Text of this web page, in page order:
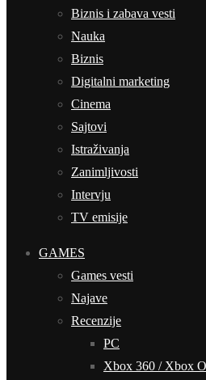
Biznis i zabava vesti
Nauka
Biznis
Digitalni marketing
Cinema
Sajtovi
Istraživanja
Zanimljivosti
Intervju
TV emisije
GAMES
Games vesti
Najave
Recenzije
PC
Xbox 360 / Xbox